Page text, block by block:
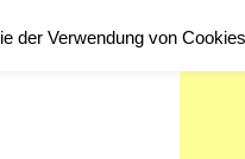
der Verwendung von